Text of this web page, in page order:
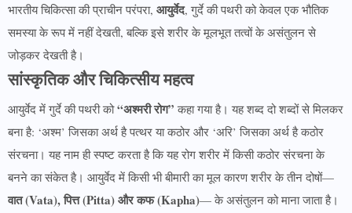
भारतीय चिकित्सा की प्राचीन परंपरा, आयुर्वेद, गुर्दे की पथरी को केवल एक भौतिक
समस्या के रूप में नहीं देखती, बल्कि इसे शरीर के मूलभूत तत्वों के असंतुलन से
जोड़कर देखती है।
सांस्कृतिक और चिकित्सीय महत्व
आयुर्वेद में गुर्दे की पथरी को“अश्मरी रोग” कहा गया है। यह शब्द दो शब्दों से मिलकर
बना है: ‘अश्म’ जिसका अर्थ है पत्थर या कठोर और ‘अरि’ जिसका अर्थ है कठोर
संरचना। यह नाम ही स्पष्ट करता है कि यह रोग शरीर में किसी कठोर संरचना के
बनने का संकेत है। आयुर्वेद में किसी भी बीमारी का मूल कारण शरीर के तीन दोषों—
वात (Vata), पित्त (Pitta) और कफ (Kapha)— के असंतुलन को माना जाता है।